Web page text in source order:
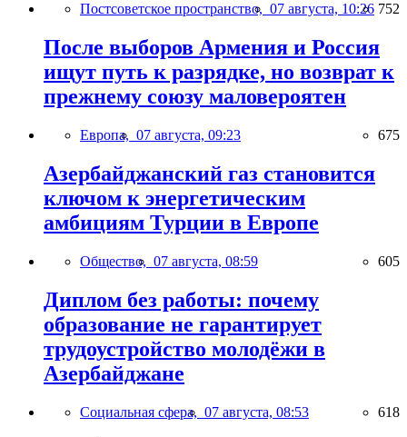
Постсоветское пространство, 07 августа, 10:26 752
После выборов Армения и Россия
ищут путь к разрядке, но возврат к
прежнему союзу маловероятен
Европа, 07 августа, 09:23 675
Азербайджанский газ становится
ключом к энергетическим
амбициям Турции в Европе
Общество, 07 августа, 08:59 605
Диплом без работы: почему
образование не гарантирует
трудоустройство молодёжи в
Азербайджане
Социальная сфера, 07 августа, 08:53 618